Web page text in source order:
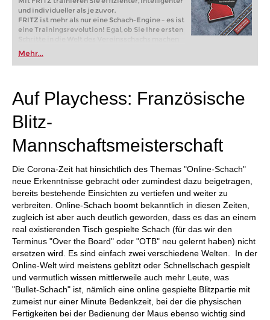
und individueller als je zuvor.
FRITZ ist mehr als nur eine Schach-Engine – es ist
eine Trainingsrevolution! Egal, ob Sie Ihre ersten
Schritte in die Welt des Vereinsschachs machen
oder bereits auf Turnierniveau spielen: Mit
FRITZ trainieren Sie effizienter, intelligenter und
individueller als je zuvor.
Mehr...
Auf Playchess: Französische
Blitz-
Mannschaftsmeisterschaft
Die Corona-Zeit hat hinsichtlich des Themas "Online-Schach"
neue Erkenntnisse gebracht oder zumindest dazu beigetragen,
bereits bestehende Einsichten zu vertiefen und weiter zu
verbreiten. Online-Schach boomt bekanntlich in diesen Zeiten,
zugleich ist aber auch deutlich geworden, dass es das an einem
real existierenden Tisch gespielte Schach (für das wir den
Terminus "Over the Board" oder "OTB" neu gelernt haben) nicht
ersetzen wird. Es sind einfach zwei verschiedene Welten. In der
Online-Welt wird meistens geblitzt oder Schnellschach gespielt
und vermutlich wissen mittlerweile auch mehr Leute, was
"Bullet-Schach" ist, nämlich eine online gespielte Blitzpartie mit
zumeist nur einer Minute Bedenkzeit, bei der die physischen
Fertigkeiten bei der Bedienung der Maus ebenso wichtig sind